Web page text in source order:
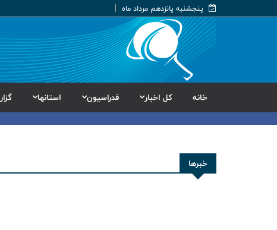
پنجشنبه پانزدهم مرداد ماه
خانه کل اخبار فدراسیون استانها
خبرها